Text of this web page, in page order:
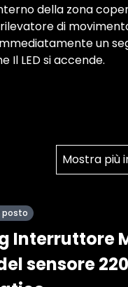
della zona
rilevatore di
un
Il LED si accende.
Mostra più
posto
Interruttore
sensore